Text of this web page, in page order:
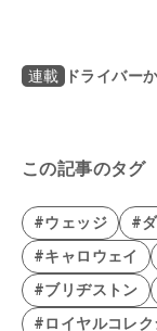
連載 ドライバー
この記事のタグ
#ウェッジ #
#キャロウェイ
#ブリヂストン
#ロイヤルコレク